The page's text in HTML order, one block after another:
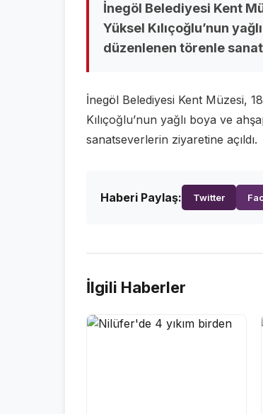
İnegöl Belediyesi Kent
Yüksel Kılıçoğlu’nun
düzenlenen törenle
İnegöl Belediyesi Kent Müzesi,
Kılıçoğlu’nun yağlı boya ve
sanatseverlerin ziyaretine açıldı.
Haberi Paylaş: Twitter
İlgili Haberler